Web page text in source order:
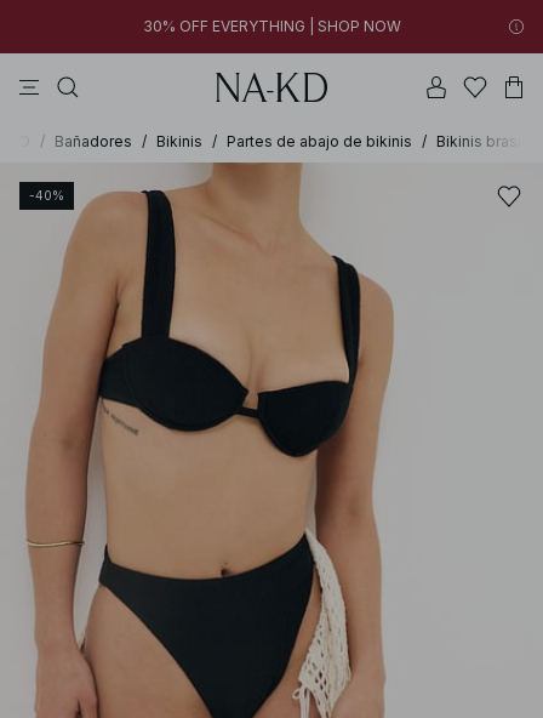
30% OFF EVERYTHING | SHOP NOW
05h 45m 17s
FINAL SALE | SHOP NOW
30% OFF EVERYTHING | SHOP NOW
/ Bañadores / Bikinis / Partes de abajo de bikinis / Bikinis
-40%